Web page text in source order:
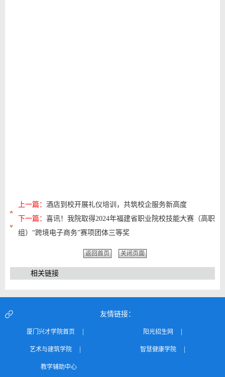
上一篇： 酒店到校开展礼仪培训，共筑校企服务新高度
下一篇： 喜讯！我院取得2024年福建省职业院校技能大赛（高职
组）“跨境电子商务”赛项团体三等奖
返回首页 关闭页面
相关链接
友情链接：
厦门兴才学院首页 阳光招生网
艺术与建筑学院 智慧健康学院
教学辅助中心